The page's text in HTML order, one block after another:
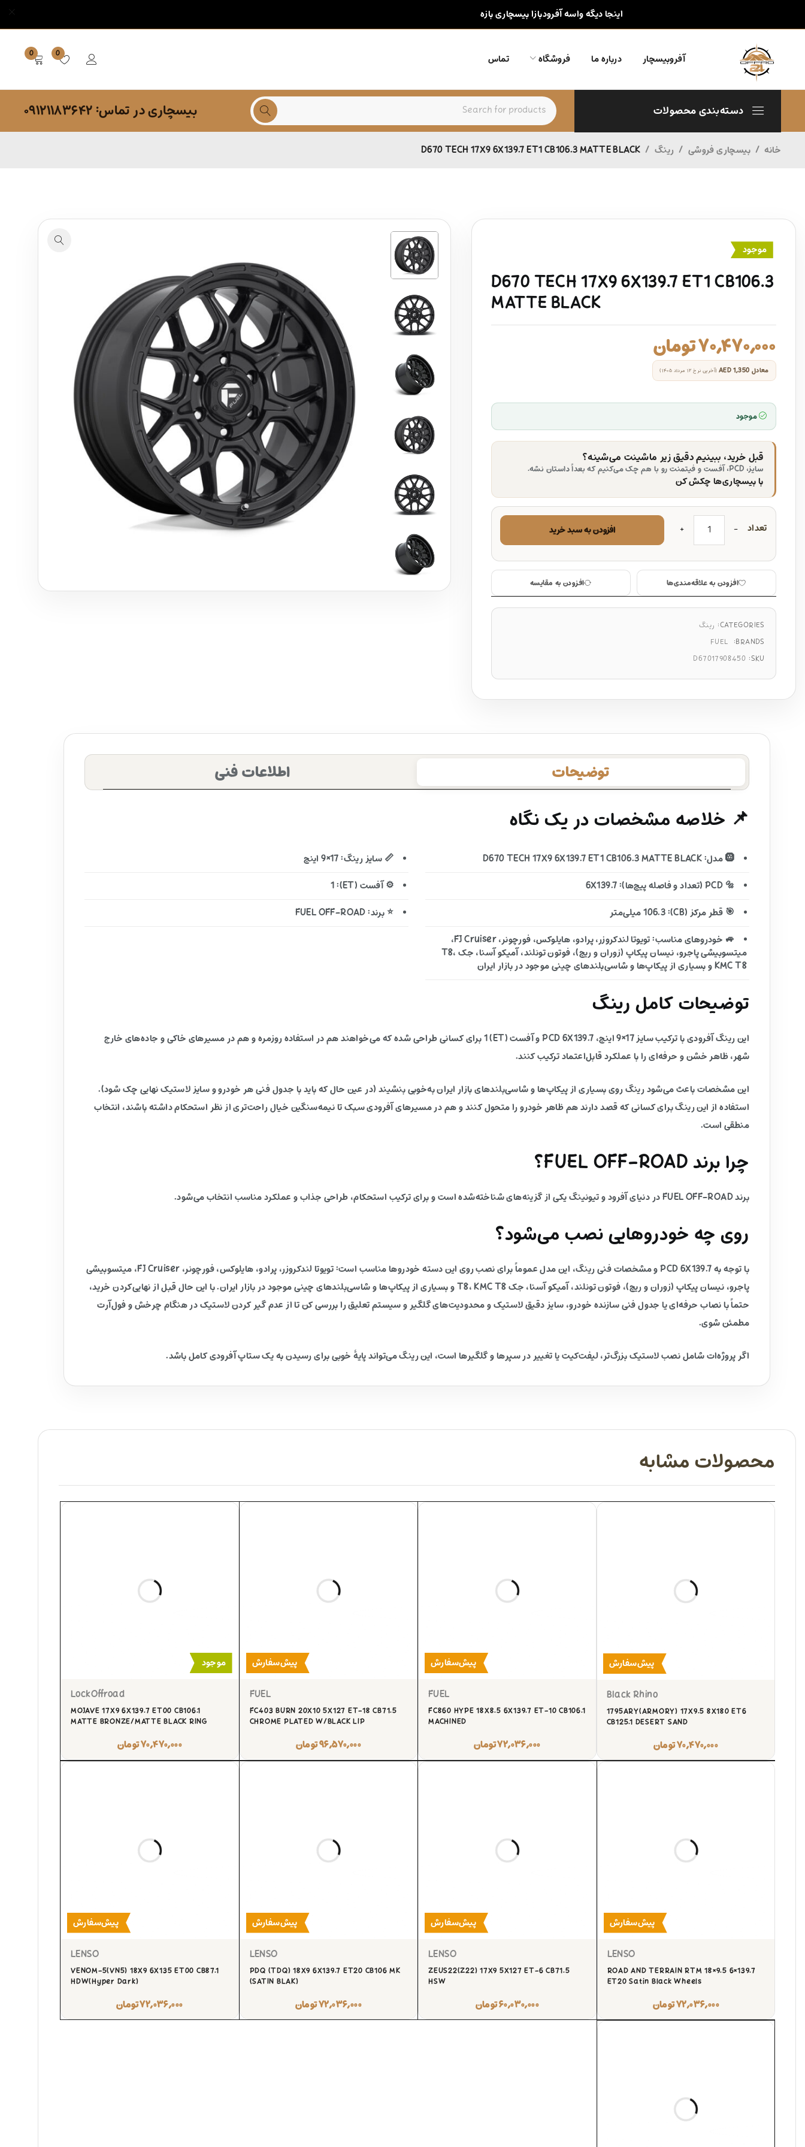
اینجا دیگه واسه آفرودبازا بیسچاری بازه
آفروبیسچار درباره ما فروشگاه تماس 0
0
دسته‌بندی محصولات بیسچاری در تماس: ۰۹۱۲۱۱۸۳۶۴۲
خانه / بیسچاری فروشی / رینگ /
D670 TECH 17X9 6X139.7 ET1 CB106.3 MATTE BLACK
موجود
D670 TECH 17X9 6X139.7 ET1 CB106.3
MATTE BLACK
۷۰,۴۷۰,۰۰۰تومان
معادل AED 1,350 (آخرین نرخ ۱۲ مرداد ۱۴۰۵)
موجود
قبل خرید، ببینیم دقیق زیر ماشینت می‌شینه؟
سایز، PCD، آفست و فیتمنت رو با هم چک می‌کنیم که بعداً داستان نشه.
با بیسچاری‌ها چکش کن
تعداد افزودن به سبد خرید
افزودن به علاقه‌مندی‌ها افزودن به مقایسه
CATEGORIES: رینگ
BRANDS:
FUEL
SKU:
D67017908450
توضیحات اطلاعات فنی
📌 خلاصه مشخصات در یک نگاه
🛞 مدل: D670 TECH 17X9 6X139.7 ET1 CB106.3 MATTE BLACK
📏 سایز رینگ: 17×9 اینچ
🔩 PCD (تعداد و فاصله پیچ‌ها): 6X139.7
⚙️ آفست (ET): 1
🎯 قطر مرکز (CB): 106.3 میلی‌متر
⭐ برند: FUEL OFF-ROAD
🚙 خودروهای مناسب: تویوتا لندکروزر، پرادو، هایلوکس، فورچونر، FJ Cruiser،
میتسوبیشی پاجرو، نیسان پیکاپ (زوران و ریچ)، فوتون تونلند، آمیکو آسنا، جک T8،
KMC T8 و بسیاری از پیکاپ‌ها و شاسی‌بلندهای چینی موجود در بازار ایران
توضیحات کامل رینگ
این رینگ آفرودی با ترکیب سایز 17×9 اینچ، PCD 6X139.7 و آفست (ET) 1 برای کسانی طراحی شده که می‌خواهند هم در استفاده روزمره و هم در مسیرهای خاکی و جاده‌های خارج
شهر، ظاهر خشن و حرفه‌ای را با عملکرد قابل‌اعتماد ترکیب کنند.
این مشخصات باعث می‌شود رینگ روی بسیاری از پیکاپ‌ها و شاسی‌بلندهای بازار ایران به‌خوبی بنشیند (در عین حال که باید با جدول فنی هر خودرو و سایز لاستیک نهایی چک شود).
استفاده از این رینگ برای کسانی که قصد دارند هم ظاهر خودرو را متحول کنند و هم در مسیرهای آفرودی سبک تا نیمه‌سنگین خیال راحت‌تری از نظر استحکام داشته باشند، انتخاب
منطقی است.
چرا برند FUEL OFF-ROAD؟
برند FUEL OFF-ROAD در دنیای آفرود و تیونینگ یکی از گزینه‌های شناخته‌شده است و برای ترکیب استحکام، طراحی جذاب و عملکرد مناسب انتخاب می‌شود.
روی چه خودروهایی نصب می‌شود؟
با توجه به PCD 6X139.7 و مشخصات فنی رینگ، این مدل عموماً برای نصب روی این دسته خودروها مناسب است: تویوتا لندکروزر، پرادو، هایلوکس، فورچونر، FJ Cruiser، میتسوبیشی
پاجرو، نیسان پیکاپ (زوران و ریچ)، فوتون تونلند، آمیکو آسنا، جک T8، KMC T8 و بسیاری از پیکاپ‌ها و شاسی‌بلندهای چینی موجود در بازار ایران. با این حال قبل از نهایی‌کردن خرید،
حتماً با نصاب حرفه‌ای یا جدول فنی سازنده خودرو، سایز دقیق لاستیک و محدودیت‌های گلگیر و سیستم تعلیق را بررسی کن تا از عدم گیر کردن لاستیک در هنگام چرخش و فول‌آرت
مطمئن شوی.
اگر پروژه‌ات شامل نصب لاستیک بزرگ‌تر، لیفت‌کیت یا تغییر در سپرها و گلگیرها است، این رینگ می‌تواند پایهٔ خوبی برای رسیدن به یک ستاپ آفرودی کامل باشد.
محصولات مشابه
پیش‌سفارش
Black Rhino
1795ARY(ARMORY) 17X9.5 8X180 ET6
CB125.1 DESERT SAND
۷۰,۴۷۰,۰۰۰تومان
پیش‌سفارش
FUEL
FC860 HYPE 18X8.5 6X139.7 ET-10 CB106.1
MACHINED
۷۲,۰۳۶,۰۰۰تومان
پیش‌سفارش
FUEL
FC403 BURN 20X10 5X127 ET-18 CB71.5
CHROME PLATED W/BLACK LIP
۹۶,۵۷۰,۰۰۰تومان
موجود
LockOffroad
MOJAVE 17X9 6X139.7 ET00 CB106.1
MATTE BRONZE/MATTE BLACK RING
۷۰,۴۷۰,۰۰۰تومان
پیش‌سفارش
LENSO
ROAD AND TERRAIN RTM 18×9.5 6×139.7
ET20 Satin Black Wheels
۷۲,۰۳۶,۰۰۰تومان
پیش‌سفارش
LENSO
ZEUS22(Z22) 17X9 5X127 ET-6 CB71.5
HSW
۶۰,۰۳۰,۰۰۰تومان
پیش‌سفارش
LENSO
PDQ (TDQ) 18X9 6X139.7 ET20 CB106 MK
(SATIN BLAK)
۷۲,۰۳۶,۰۰۰تومان
پیش‌سفارش
LENSO
VENOM-5(VN5) 18X9 6X135 ET00 CB87.1
HDW(Hyper Dark)
۷۲,۰۳۶,۰۰۰تومان